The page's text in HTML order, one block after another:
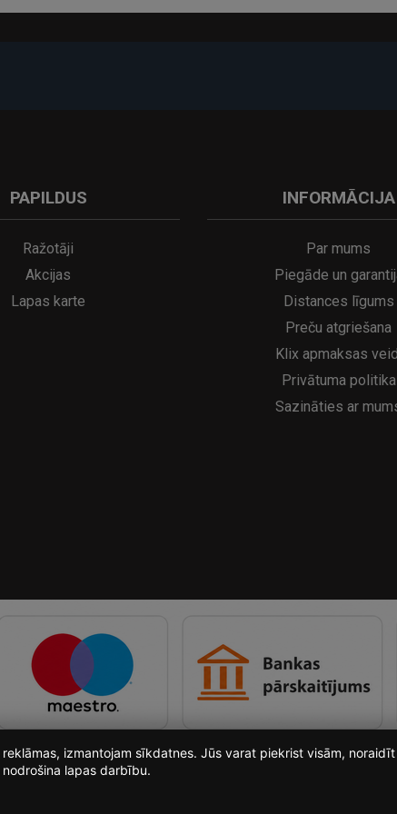
A
kumulatora LED galda lampa SERINA Mini Ø80×200 mm..
29.95€ 21.95€
PAPILDUS
Ražotāji
Akcijas
Lapas karte
INFORMĀCIJA
Par mums
Piegāde un
Distances līgums
Preču atgriešana
Klix apmaksas
Privātuma politika
Sazināties ar
izmantojam sīkdatnes. Jūs varat piekrist visām,
lapas darbību.